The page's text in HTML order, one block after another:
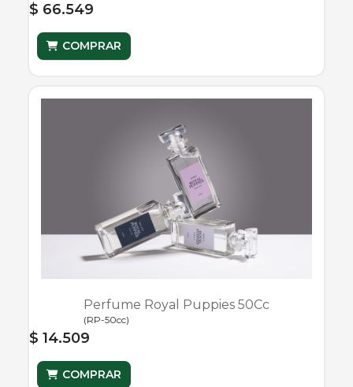
$ 66.549
COMPRAR
Perfume Royal Puppies 50Cc
(RP-50cc)
$ 14.509
COMPRAR